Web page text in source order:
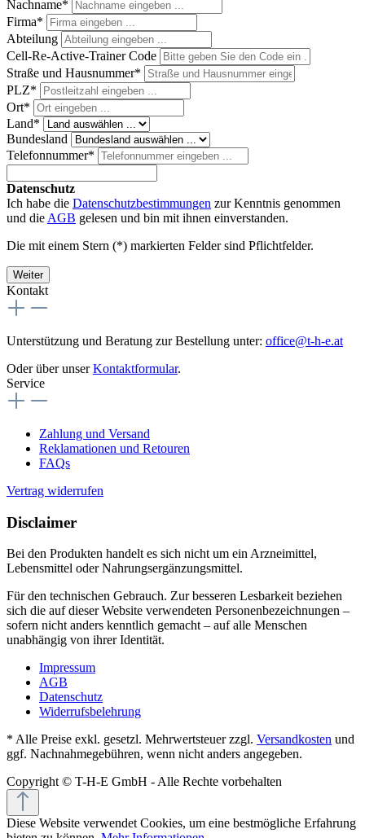
Nachname*
Firma*
Abteilung
Cell-Re-Active-Trainer Code
Straße und Hausnummer*
PLZ*
Ort*
Land*
Bundesland
Telefonnummer*
Datenschutz
Ich habe die Datenschutzbestimmungen zur Kenntnis genommen
und die AGB gelesen und bin mit ihnen einverstanden.
Die mit einem Stern (*) markierten Felder sind Pflichtfelder.
Weiter
Kontakt
Unterstützung und Beratung zur Bestellung unter: office@t-h-e.at
Oder über unserKontaktformular.
Service
Zahlung und Versand
Reklamationen und Retouren
FAQs
Vertrag widerrufen
Disclaimer
Bei den Produkten handelt es sich nicht um ein Arzneimittel,
Lebensmittel oder Nahrungsergänzungsmittel.
Für den technischen Gebrauch. Zur besseren Lesbarkeit beziehen
sich die auf dieser Website verwendeten Personenbezeichnungen –
sofern nicht anders kenntlich gemacht – auf alle Menschen
unabhängig von ihrer Identität.
Impressum
AGB
Datenschutz
Widerrufsbelehrung
* Alle Preise exkl. gesetzl. Mehrwertsteuer zzgl. Versandkosten und
ggf. Nachnahmegebühren, wenn nicht anders angegeben.
Copyright © T-H-E GmbH - Alle Rechte vorbehalten
Diese Website verwendet Cookies, um eine bestmögliche Erfahrung